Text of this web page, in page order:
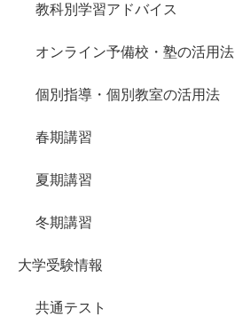
教科別学習アドバイス
オンライン予備校・塾の活用法
個別指導・個別教室の活用法
春期講習
夏期講習
冬期講習
大学受験情報
共通テスト